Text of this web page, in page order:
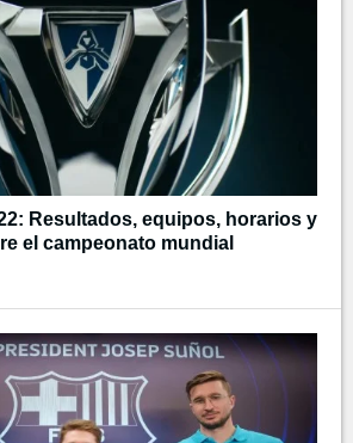
Resultados, equipos, horarios y
el campeonato mundial